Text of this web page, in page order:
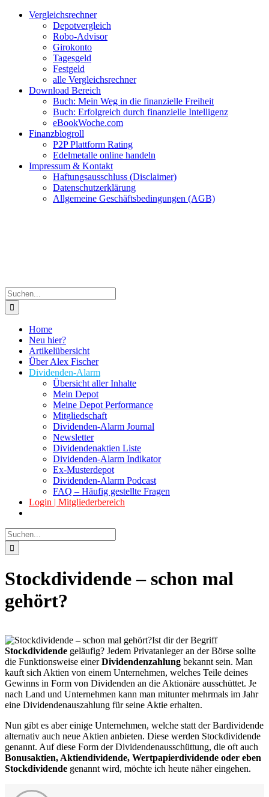
Zum
Facebook
Twitter
Instagram
Pinterest
YouTubeVergleichsrechner
Depotvergleich
Robo-Advisor
Girokonto
Tagesgeld
Festgeld
alle Vergleichsrechner
Download Bereich
Buch: Mein Weg in die finanzielle Freiheit
Buch: Erfolgreich durch finanzielle Intelligenz
eBookWoche.com
Finanzblogroll
P2P Plattform Rating
Edelmetalle online handeln
Impressum & Kontakt
Haftungsausschluss (Disclaimer)
Datenschutzerklärung
Allgemeine Geschäftsbedingungen (AGB)
Suche
nach:
Home
Neu hier?
Artikelübersicht
Über Alex Fischer
Dividenden-Alarm
Übersicht aller Inhalte
Mein Depot
Meine Depot Performance
Mitgliedschaft
Dividenden-Alarm Journal
Newsletter
Dividendenaktien Liste
Dividenden-Alarm Indikator
Ex-Musterdepot
Dividenden-Alarm Podcast
FAQ – Häufig gestellte Fragen
Login | Mitgliederbereich
Suche
nach:
Stockdividende – schon mal
gehört?
Ist dir der Begriff
Stockdividende geläufig? Jedem Privatanleger an der Börse sollte
die Funktionsweise einerDividendenzahlung bekannt sein. Man
kauft sich Aktien von einem Unternehmen, welches Teile deines
Gewinns in Form von Dividenden an die Aktionäre ausschüttet. Je
nach Land und Unternehmen kann man mitunter mehrmals im Jahr
eine Dividendenauszahlung für seine Aktie erhalten.
Nun gibt es aber einige Unternehmen, welche statt der Bardividende
alternativ auch neue Aktien anbieten. Diese werden Stockdividende
genannt. Auf diese Form der Dividendenausschüttung, die oft auch
Bonusaktien, Aktiendividende, Wertpapierdividende oder eben
Stockdividende genannt wird, möchte ich heute näher eingehen.